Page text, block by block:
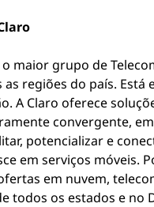
o maior grupo de
as regiões do país. Está
A Claro oferece
convergente,
potencializar e
em serviços móveis.
em nuvem,
todos os estados e no